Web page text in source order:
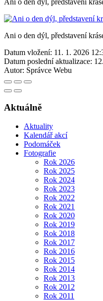
Ani o den dýl, představení
Datum vložení: 11. 1. 2026
Datum poslední aktualizace:
Autor: Správce Webu
Aktuálně
Aktuality
Kalendář akcí
Podomáček
Fotografie
Rok 2026
Rok 2025
Rok 2024
Rok 2023
Rok 2022
Rok 2021
Rok 2020
Rok 2019
Rok 2018
Rok 2017
Rok 2016
Rok 2015
Rok 2014
Rok 2013
Rok 2012
Rok 2011